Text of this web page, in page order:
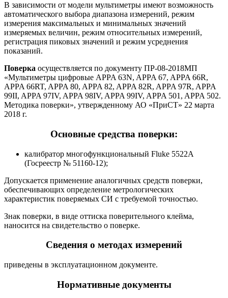
В зависимости от модели мультиметры имеют возможность
автоматического выбора диапазона измерений, режим
измерения максимальных и минимальных значений
измеряемых величин, режим относительных измерений,
регистрация пиковых значений и режим усреднения
показаний.
Поверка осуществляется по документу ПР-08-2018МП
«Мультиметры цифровые APPA 63N, APPA 67, APPA 66R,
APPA 66RT, APPA 80, APPA 82, APPA 82R, APPA 97R, APPA
99II, APPA 97IV, APPA 98IV, APPA 99IV, APPA 501, APPA 502.
Методика поверки», утвержденному АО «ПриСТ» 22 марта
2018 г.
Основные средства поверки:
калибратор многофункциональный Fluke 5522A
(Госреестр № 51160-12);
Допускается применение аналогичных средств поверки,
обеспечивающих определение метрологических
характеристик поверяемых СИ с требуемой точностью.
Знак поверки, в виде оттиска поверительного клейма,
наносится на свидетельство о поверке.
Сведения о методах измерений
приведены в эксплуатационном документе.
Нормативные документы